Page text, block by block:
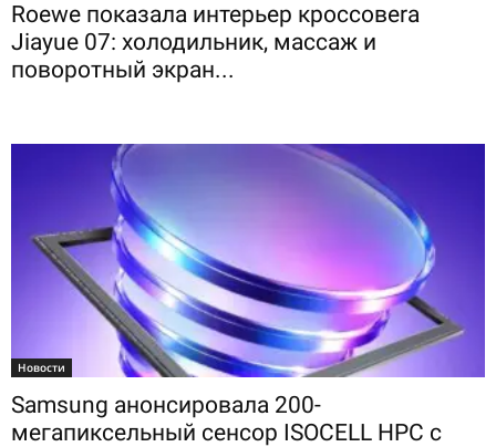
Roewe показала интерьер кроссовera
Jiayue 07: холодильник, массаж и
поворотный экран...
Новости
Samsung анонсировала 200-
мегапиксельный сенсор ISOCELL HPC с